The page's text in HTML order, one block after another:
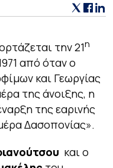
την 21η
από όταν ο
και Γεωργίας
της άνοιξης, η
της εαρινής
Δασοπονίας».
και ο